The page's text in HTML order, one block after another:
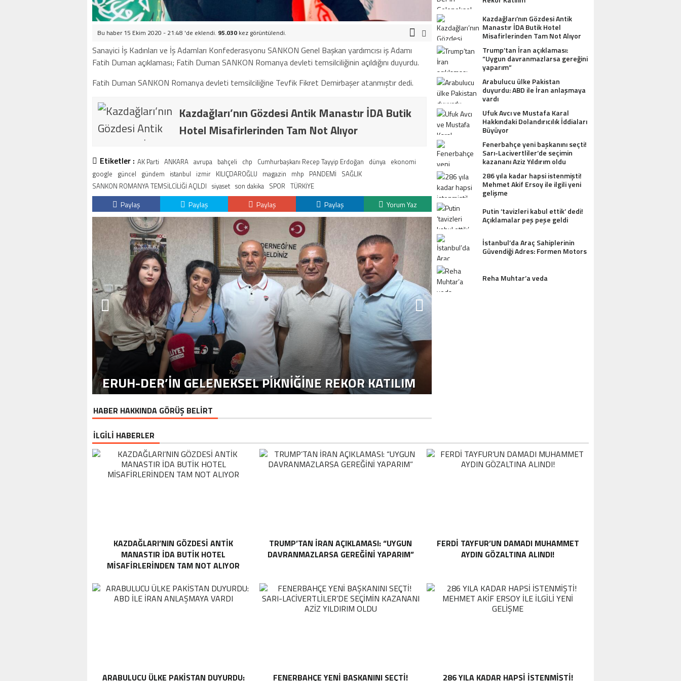
Bu haber 15 Ekim 2020 - 21:48 'de eklendi. 95.030 kez görüntülendi.
Sanayici İş Kadınları ve İş Adamları Konfederasyonu SANKON Genel Başkan yardımcısı iş Adamı
Fatih Duman açıklaması; Fatih Duman SANKON Romanya devleti temsilciliğinin açıldığını duyurdu.
Fatih Duman SANKON Romanya devleti temsilciliğine Tevfik Fikret Demirbaşer atanmıştır dedi.
Kazdağları’nın Gözdesi Antik Manastır İDA Butik
Hotel Misafirlerinden Tam Not Alıyor
Etiketler : AK Parti ANKARA avrupa bahçeli chp Cumhurbaşkanı Recep Tayyip Erdoğan dünya ekonomi
google güncel gündem istanbul izmir KILIÇDAROĞLU magazin mhp PANDEMİ SAĞLIK
SANKON ROMANYA TEMSİLCİLİĞİ AÇILDI siyaset son dakika SPOR TÜRKİYE
Paylaş Paylaş Paylaş Paylaş Yorum Yaz
ERUH-DER’IN GELENEKSEL PIKNIĞINE REKOR KATILIM
KAZDAĞLARI’NIN GÖZDESI ANTIK
HOTEL MISAFIRLERINDEN TAM NOT
HABER HAKKINDA GÖRÜŞ BELİRT
Kazdağları’nın Gözdesi Antik
Manastır İDA Butik Hotel
Misafirlerinden Tam Not Alıyor
Trump’tan İran açıklaması:
“Uygun davranmazlarsa gereğini
yaparım”
Arabulucu ülke Pakistan
duyurdu: ABD ile İran anlaşmaya
vardı
Ufuk Avcı ve Mustafa Karal
Hakkındaki Dolandırıcılık İddiaları
Büyüyor
Fenerbahçe yeni başkanını seçti!
Sarı-Lacivertliler’de seçimin
kazananı Aziz Yıldırım oldu
286 yıla kadar hapsi istenmişti!
Mehmet Akif Ersoy ile ilgili yeni
gelişme
Putin ‘tavizleri kabul ettik’ dedi!
Açıklamalar peş peşe geldi
İstanbul’da Araç Sahiplerinin
Güvendiği Adres: Formen Motors
Reha Muhtar’a veda
İLGİLİ HABERLER
KAZDAĞLARI’NIN GÖZDESI ANTIK
MANASTIR İDA BUTIK HOTEL
MISAFIRLERINDEN TAM NOT ALIYOR
TRUMP’TAN İRAN AÇIKLAMASI: “UYGUN
DAVRANMAZLARSA GEREĞINI YAPARIM”
FERDI TAYFUR’UN DAMADI MUHAMMET
AYDIN GÖZALTINA ALINDI!
ARABULUCU ÜLKE PAKISTAN DUYURDU: FENERBAHÇE YENI BAŞKANINI SEÇTI! 286 YILA KADAR HAPSI ISTENMIŞTI!